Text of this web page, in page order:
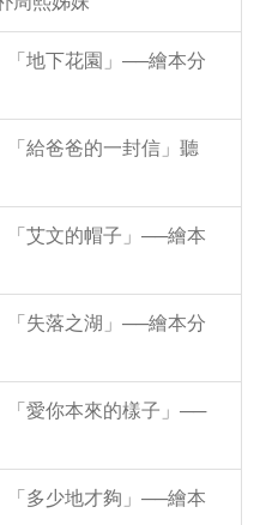
「地下花園」──繪本分
給爸爸的一封信」聽
「艾文的帽子」──繪本
「失落之湖」──繪本分
「愛你本來的樣子」──
「多少地才夠」──繪本